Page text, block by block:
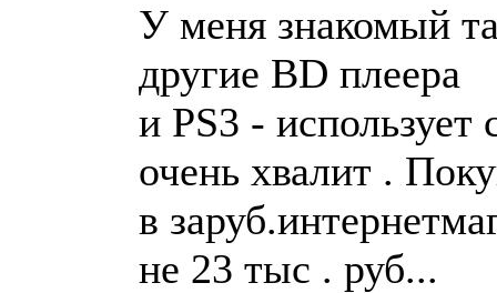
У меня знакомый
другие BD плеера
и PS3 - использует
очень хвалит .
в
не 23 тыс . руб...